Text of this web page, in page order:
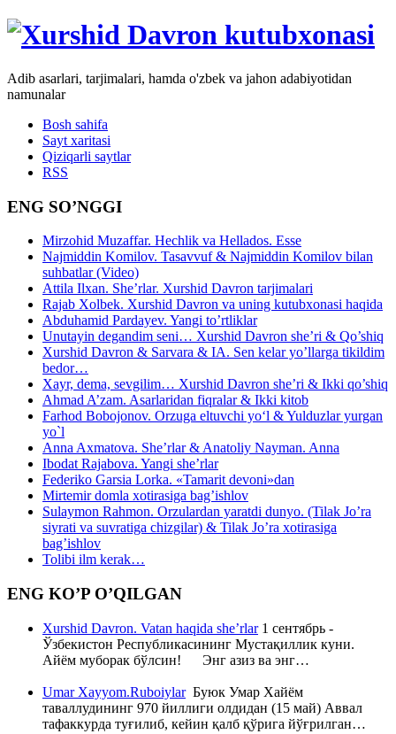
Adib asarlari, tarjimalari, hamda o'zbek va jahon adabiyotidan
namunalar
Bosh sahifa
Sayt xaritasi
Qiziqarli saytlar
RSS
ENG SO’NGGI
Mirzohid Muzaffar. Hechlik va Hellados. Esse
Najmiddin Komilov. Tasavvuf & Najmiddin Komilov bilan
suhbatlar (Video)
Attila Ilxan. She’rlar. Xurshid Davron tarjimalari
Rajab Xolbek. Xurshid Davron va uning kutubxonasi haqida
Abduhamid Pardayev. Yangi to’rtliklar
Unutayin degandim seni… Xurshid Davron she’ri & Qo’shiq
Xurshid Davron & Sarvara & IA. Sen kelar yo’llarga tikildim
bedor…
Xayr, dema, sevgilim… Xurshid Davron she’ri & Ikki qo’shiq
Ahmad A’zam. Asarlaridan fiqralar & Ikki kitob
Farhod Bobojonov. Orzuga eltuvchi yo‘l & Yulduzlar yurgan
yo`l
Anna Axmatova. She’rlar & Anatoliy Nayman. Anna
Ibodat Rajabova. Yangi she’rlar
Federiko Garsia Lorka. «Tamarit devoni»dan
Mirtemir domla xotirasiga bag’ishlov
Sulaymon Rahmon. Orzulardan yaratdi dunyo. (Tilak Jo’ra
siyrati va suvratiga chizgilar) & Tilak Jo’ra xotirasiga
bag’ishlov
Tolibi ilm kerak…
ENG KO’P O’QILGAN
Xurshid Davron. Vatan haqida she’rlar1 сентябрь -
Ўзбекистон Республикасининг Мустақиллик куни.
Айём муборак бўлсин! Энг азиз ва энг…
Umar Xayyom.RuboiylarБуюк Умар Хайём
таваллудининг 970 йиллиги олдидан (15 май) Аввал
тафаккурда туғилиб, кейин қалб қўрига йўғрилган…